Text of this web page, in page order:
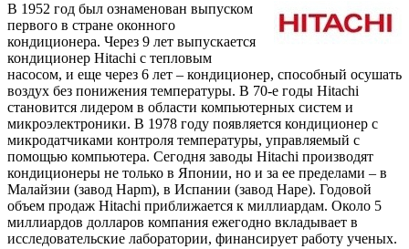
В 1952 год был ознаменован выпуском
первого в стране оконного
кондиционера. Через 9 лет выпускается
кондиционер Hitachi с тепловым
насосом, и еще через 6 лет – кондиционер, способный осушать
воздух без понижения температуры. В 70-е годы Hitachi
становится лидером в области компьютерных систем и
микроэлектроники. В 1978 году появляется кондиционер с
микродатчиками контроля температуры, управляемый с
помощью компьютера. Сегодня заводы Hitachi производят
кондиционеры не только в Японии, но и за ее пределами – в
Малайзии (завод Hapm), в Испании (завод Hape). Годовой
объем продаж Hitachi приближается к миллиардам. Около 5
миллиардов долларов компания ежегодно вкладывает в
исследовательские лаборатории, финансирует работу ученых.